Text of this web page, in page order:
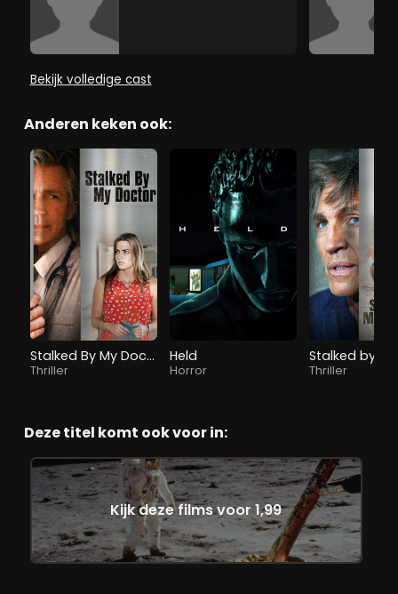
Bekijk volledige cast
Anderen keken ook:
Stalked By My Doctor
Thriller
Held
Horror Thriller
Deze titel komt ook voor in:
Kijk deze films voor 1,99